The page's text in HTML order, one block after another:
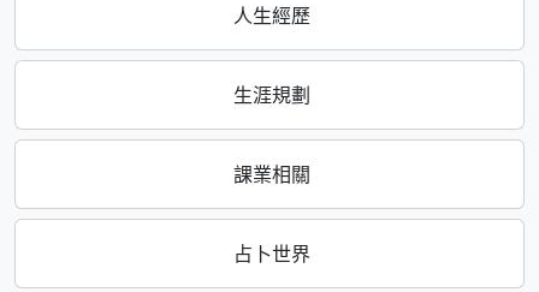
人生經歷
生涯規劃
課業相關
占卜世界